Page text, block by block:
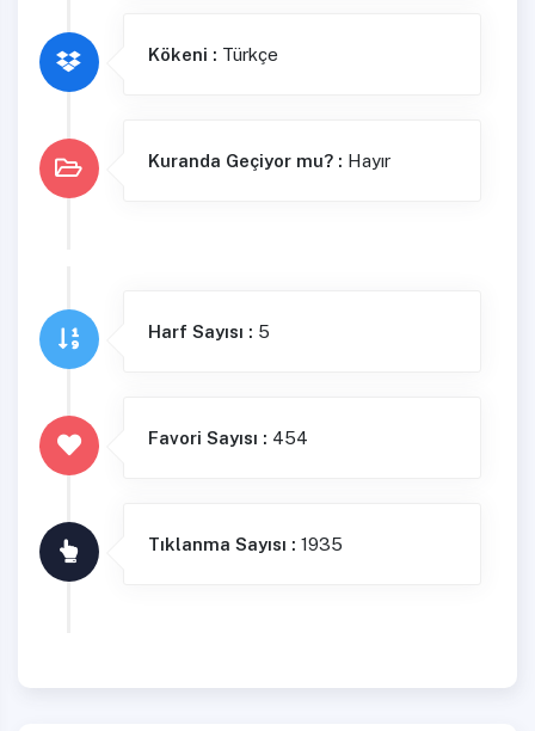
Kökeni : Türkçe
Kuranda Geçiyor mu? : Hayır
Harf Sayısı : 5
Favori Sayısı : 454
Tıklanma Sayısı : 1935